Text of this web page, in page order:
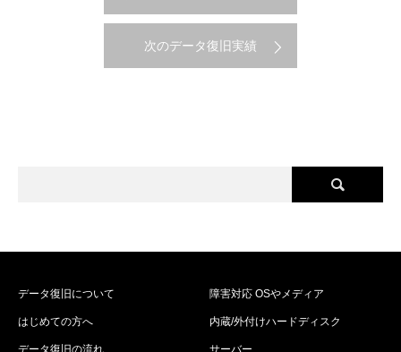
次のデータ復旧実績
データ復旧について
はじめての方へ
データ復旧の流れ
障害対応 OSやメディア
内蔵/外付けハードディスク
サーバー